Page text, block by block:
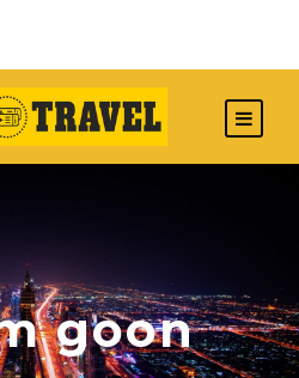
goon